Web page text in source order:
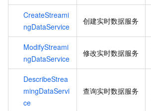
CreateStreami
ngDataService
创建实时数据服务
ModifyStreami
ngDataService
修改实时数据服务
DescribeStrea
mingDataServi
ce
查询实时数据服务